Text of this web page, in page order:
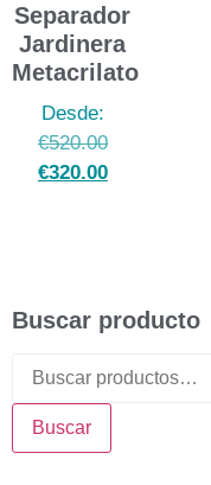
Buscar producto
Buscar
Separador
Jardinera
Metacrilato
Desde:
€520.00
€320.00